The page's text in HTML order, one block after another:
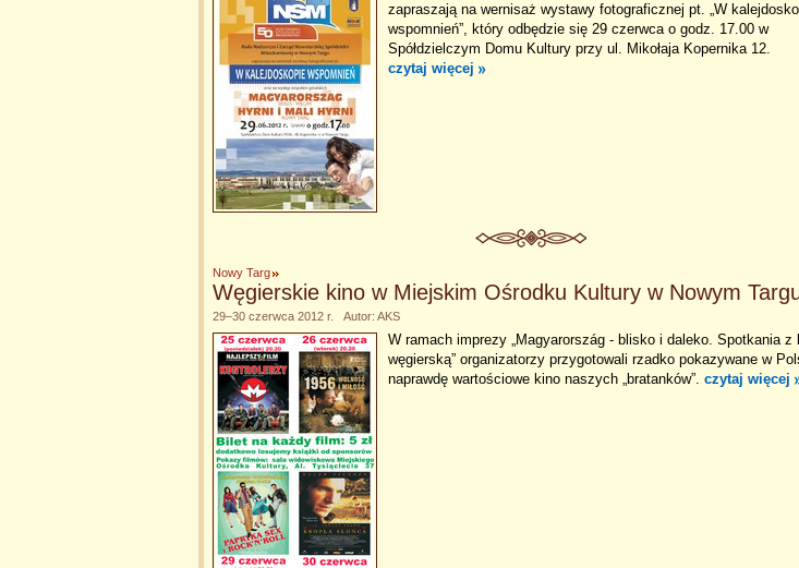
zapraszają na wernisaż wystawy fotograficznej pt. „W
wspomnień”, który odbędzie się 29 czerwca o godz. 17.00 w
Spółdzielczym Domu Kultury przy ul. Mikołaja Kopernika 12.
czytaj więcej
Nowy Targ
Węgierskie kino w Miejskim Ośrodku Kultury w Nowym
29–30 czerwca 2012 r. Autor: AKS
W ramach imprezy „Magyarország - blisko i daleko. Spotkania z
węgierską” organizatorzy przygotowali rzadko pokazywane w
naprawdę wartościowe kino naszych „bratanków”. czytaj więcej